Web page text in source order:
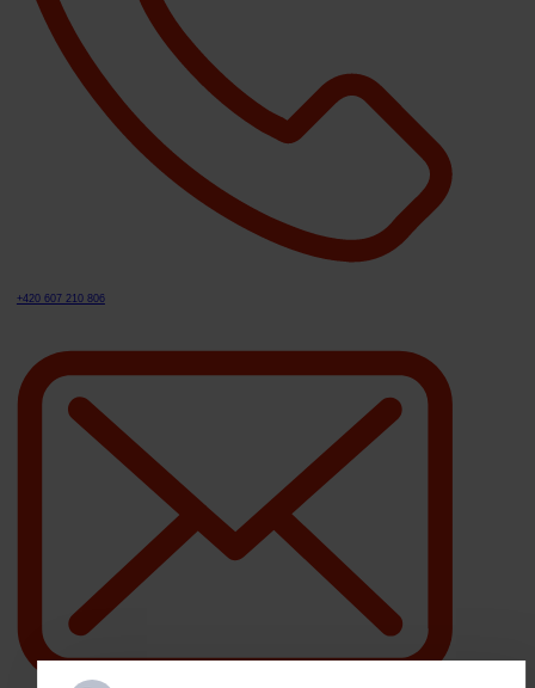
+420 607 210 806